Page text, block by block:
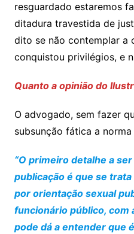
resguardado estaremos
ditadura travestida de
dito se não contemplar a
conquistou privilégios, e
Quanto a opinião do
O advogado, sem fazer
subsunção fática a
“O primeiro detalhe a
publicação é que se
por orientação sexual
funcionário público, com
pode dá a entender que